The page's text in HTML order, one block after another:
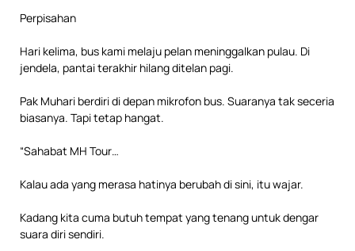
Perpisahan
Hari kelima, bus kami melaju pelan meninggalkan pulau. Di
jendela, pantai terakhir hilang ditelan pagi.
Pak Muhari berdiri di depan mikrofon bus. Suaranya tak seceria
biasanya. Tapi tetap hangat.
“Sahabat MH Tour…
Kalau ada yang merasa hatinya berubah di sini, itu wajar.
Kadang kita cuma butuh tempat yang tenang untuk dengar
suara diri sendiri.